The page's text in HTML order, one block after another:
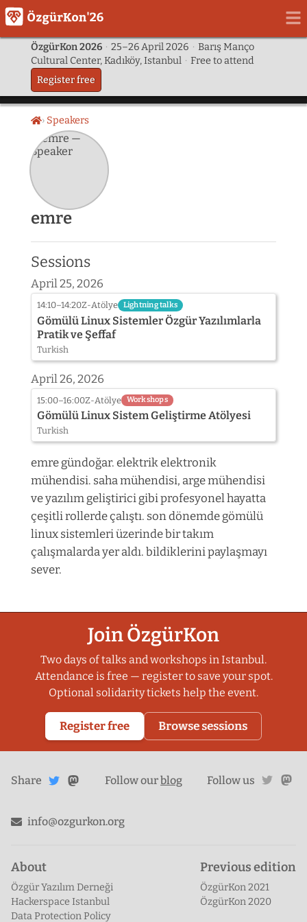
ÖzgürKon 2026 · 25–26 April 2026 · Barış Manço
Cultural Center, Kadıköy, Istanbul · Free to attend
Register free
HomeSpeakers
emre
Sessions
April 25, 2026
14:10–14:20Z-Atölye Lightning talks
Gömülü Linux Sistemler Özgür Yazılımlarla
Pratik ve Şeffaf
Turkish
April 26, 2026
15:00–16:00Z-Atölye Workshops
Gömülü Linux Sistem Geliştirme Atölyesi
Turkish
emre gündoğar. elektrik elektronik
mühendisi. saha mühendisi, arge mühendisi
ve yazılım geliştirici gibi profesyonel hayatta
çeşitli rollerde çalıştı. son dönemde gömülü
linux sistemleri üzerinde bir takım
çalışmalarda yer aldı. bildiklerini paylaşmayı
sever.
Join ÖzgürKon
Two days of talks and workshops in Istanbul.
Attendance is free — register to save your spot.
Optional solidarity tickets help the event.
Register free Browse sessions
Share
on
Share on
Mastodon
Follow ourblog Follow us
info@ozgurkon.org
About
Özgür Yazılım Derneği
Hackerspace Istanbul
Data Protection Policy
Previous edition
ÖzgürKon 2021
ÖzgürKon 2020